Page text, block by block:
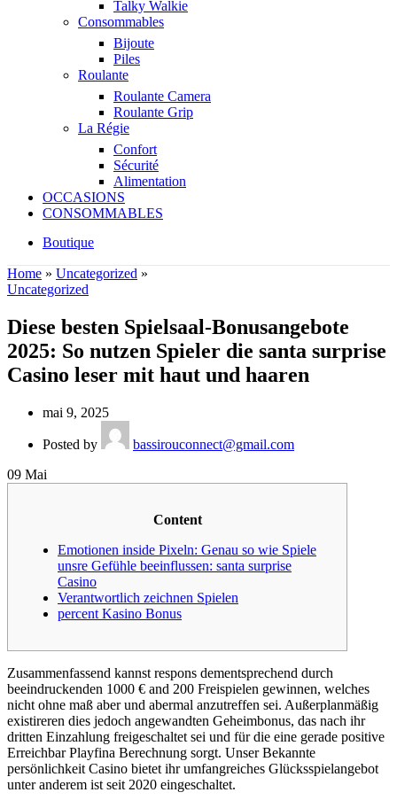
Talky Walkie
Consommables
Bijoute
Piles
Roulante
Roulante Camera
Roulante Grip
La Régie
Confort
Sécurité
Alimentation
OCCASIONS
CONSOMMABLES
Boutique
Home » Uncategorized »
Uncategorized
Diese besten Spielsaal-Bonusangebote
2025: So nutzen Spieler die santa surprise
Casino leser mit haut und haaren
mai 9, 2025
Posted by
bassirouconnect@gmail.com
09 Mai
Content
Emotionen inside Pixeln: Genau so wie Spiele
unsre Gefühle beeinflussen: santa surprise
Casino
Verantwortlich zeichnen Spielen
percent Kasino Bonus
Zusammenfassend kannst respons dementsprechend durch
beeindruckenden 1000 € and 200 Freispielen gewinnen, welches
nicht ohne maß aber und abermal anzutreffen sei. Außerplanmäßig
existireren dies jedoch angewandten Geheimbonus, das nach ihr
dritten Einzahlung freigeschaltet sei und für die eine gerade positive
Erreichbar Playfina Berechnung sorgt. Unser Bekannte
persönlichkeit Casino bietet ihr umfangreiches Glücksspielangebot
unter anderem ist seit 2020 eingeschaltet.